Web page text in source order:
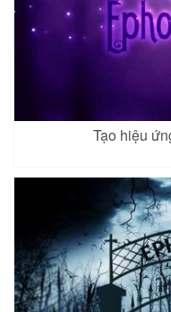
Tạo hiệu